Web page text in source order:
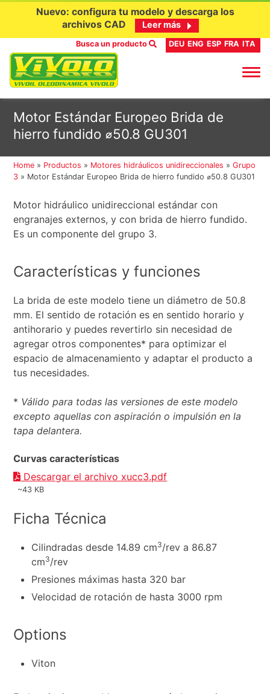
contenido
Nuevo: configura tu modelo y descarga los
archivos CAD
Leer más
Busca un producto DEU ENG ESP FRA ITA
Motor Estándar Europeo Brida de
hierro fundido ⌀50.8 GU301
Home » Productos » Motores hidráulicos unidireccionales »Grupo
3 » Motor Estándar Europeo Brida de hierro fundido ⌀50.8 GU301
Motor hidráulico unidireccional estándar con
engranajes externos, y con brida de hierro fundido.
Es un componente del grupo 3.
Características y funciones
La brida de este modelo tiene un diámetro de 50.8
mm. El sentido de rotación es en sentido horario y
antihorario y puedes revertirlo sin necesidad de
agregar otros componentes* para optimizar el
espacio de almacenamiento y adaptar el producto a
tus necesidades.
* Válido para todas las versiones de este modelo
excepto aquellas con aspiración o impulsión en la
tapa delantera.
Curvas características
Descargar el archivo xucc3.pdf
~43 KB
Ficha Técnica
Cilindradas desde 14.89 cm3/rev a 86.87
cm3/rev
Presiones máximas hasta 320 bar
Velocidad de rotación de hasta 3000 rpm
Options
Viton